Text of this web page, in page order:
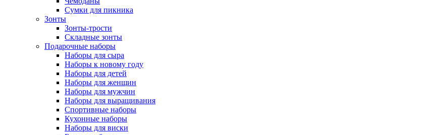
Сумки для пикника
Зонты
Зонты-трости
Складные зонты
Подарочные наборы
Наборы для сыра
Наборы к новому году
Наборы для детей
Наборы для женщин
Наборы для мужчин
Наборы для выращивания
Спортивные наборы
Кухонные наборы
Наборы для виски